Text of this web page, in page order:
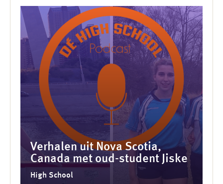
Verhalen uit Nova Scotia,
Canada met oud-student Jiske
High School